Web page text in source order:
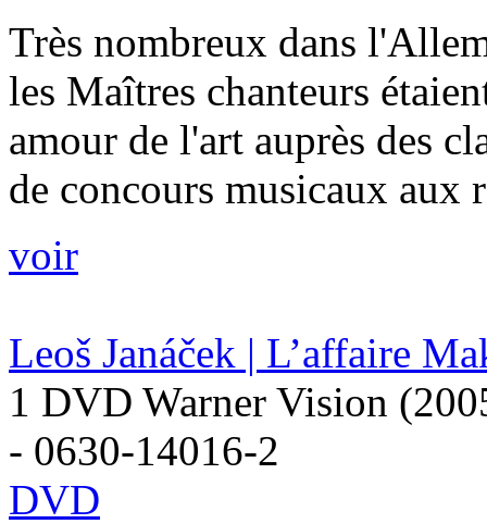
Très nombreux dans
les Maîtres chanteurs
amour de l'art auprès des
de concours musicaux aux
voir
Leoš Janáček | L’affaire
1 DVD Warner Vision
- 0630-14016-2
DVD